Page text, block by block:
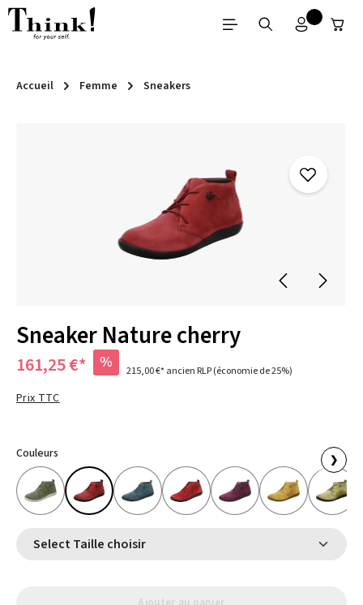
Passer au contenu principal
Accueil Femme Sneakers
Sneaker Nature cherry
161,25 €* % 215,00 €*ancien RLP(économie de 25%)
Prix TTC
Couleurs ❯
Select Taille choisir